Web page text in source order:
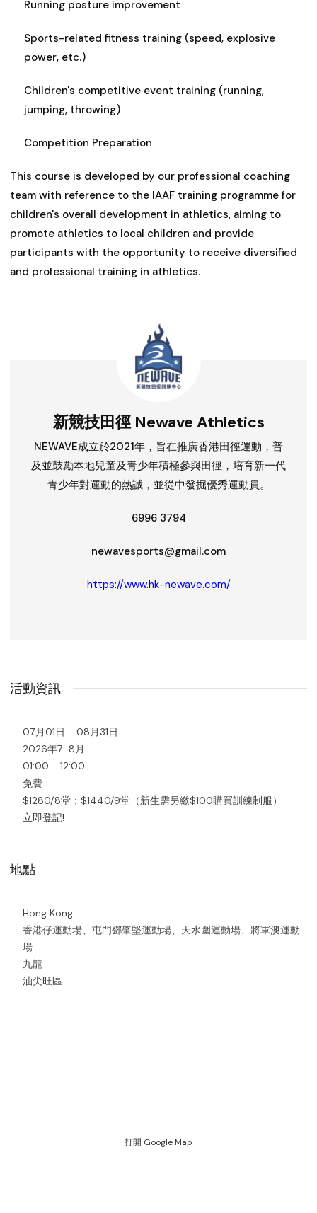
Running posture improvement
Sports-related fitness training (speed, explosive
power, etc.)
Children's competitive event training (running,
jumping, throwing)
Competition Preparation
This course is developed by our professional coaching
team with reference to the IAAF training programme for
children's overall development in athletics, aiming to
promote athletics to local children and provide
participants with the opportunity to receive diversified
and professional training in athletics.
新競技田徑 Newave Athletics
NEWAVE成立於2021年，旨在推廣香港田徑運動，普
及並鼓勵本地兒童及青少年積極參與田徑，培育新一代
青少年對運動的熱誠，並從中發掘優秀運動員。
6996 3794
newavesports@gmail.com
https://www.hk-newave.com/
活動資訊
07月01日 - 08月31日
2026年7-8月
01:00 - 12:00
免費
$1280/8堂；$1440/9堂（新生需另繳$100購買訓練制服）
立即登記!
地點
Hong Kong
香港仔運動場、屯門鄧肇堅運動場、天水圍運動場、將軍澳運動
場
九龍
油尖旺區
打開 Google Map